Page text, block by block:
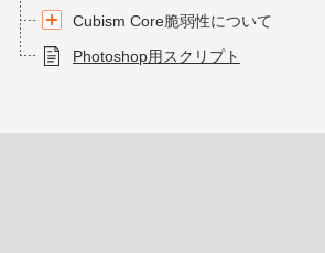
Cubism Core脆弱性について
Photoshop用スクリプト